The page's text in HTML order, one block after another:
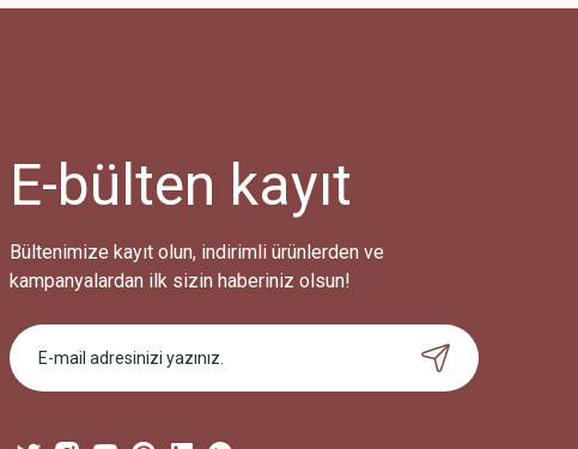
Bu ürüne benzer farklı alternatifler olmalı.
E-bülten kayıt
Bültenimize kayıt olun, indirimli ürünlerden ve
kampanyalardan ilk sizin haberiniz olsun!